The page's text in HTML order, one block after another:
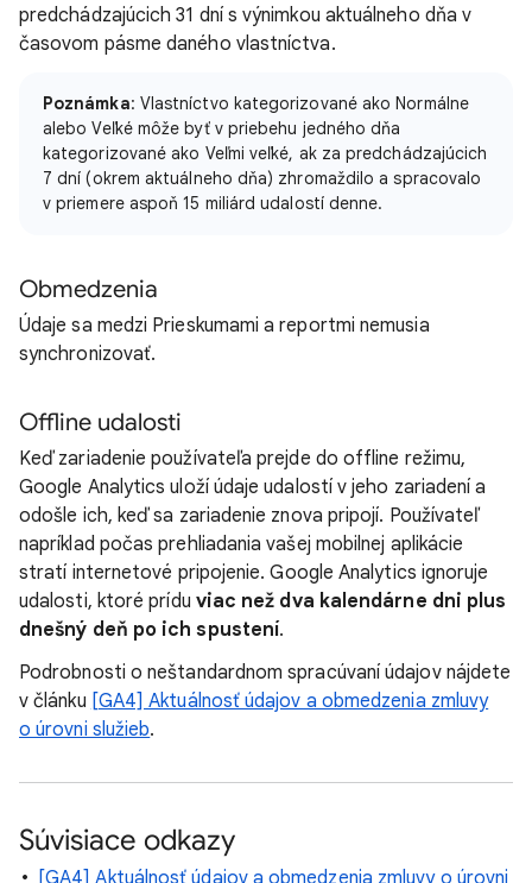
predchádzajúcich 31 dní s výnimkou aktuálneho dňa v
časovom pásme daného vlastníctva.
Poznámka: Vlastníctvo kategorizované ako Normálne
alebo Veľké môže byť v priebehu jedného dňa
kategorizované ako Veľmi veľké, ak za predchádzajúcich
7 dní (okrem aktuálneho dňa) zhromaždilo a spracovalo
v priemere aspoň 15 miliárd udalostí denne.
Obmedzenia
Údaje sa medzi Prieskumami a reportmi nemusia
synchronizovať.
Offline udalosti
Keď zariadenie používateľa prejde do offline režimu,
Google Analytics uloží údaje udalostí v jeho zariadení a
odošle ich, keď sa zariadenie znova pripojí. Používateľ
napríklad počas prehliadania vašej mobilnej aplikácie
stratí internetové pripojenie. Google Analytics ignoruje
udalosti, ktoré prídu viac než dva kalendárne dni plus
dnešný deň po ich spustení.
Podrobnosti o neštandardnom spracúvaní údajov nájdete
v článku [GA4] Aktuálnosť údajov a obmedzenia zmluvy
o úrovni služieb.
Súvisiace odkazy
[GA4] Aktuálnosť údajov a obmedzenia zmluvy o úrovni